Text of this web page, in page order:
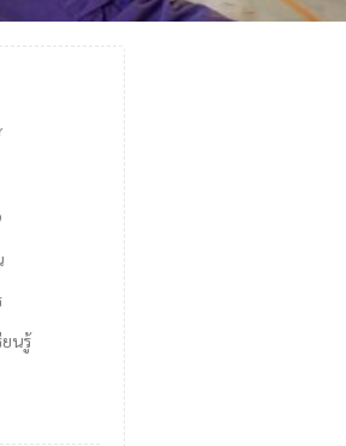
ยนรู้